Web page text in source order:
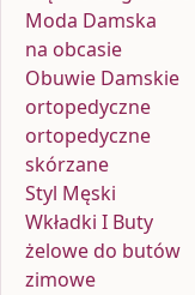
Moda Damska
na obcasie
Obuwie Damskie
ortopedyczne
ortopedyczne
skórzane
Styl Męski
Wkładki I Buty
żelowe do butów
zimowe